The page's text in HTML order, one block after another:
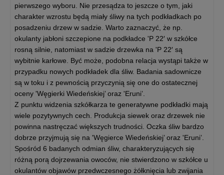
pierwszego wyboru. Nie przesądza to jeszcze o tym, jaki
charakter wzrostu będą miały śliwy na tych podkładkach po
posadzeniu drzew w sadzie. Warto zaznaczyć, że np.
okulanty jabłoni szczepione na podkładce 'P 22′ w szkółce
rosną silnie, natomiast w sadzie drzewka na 'P 22′ są
wybitnie karłowe. Być może, podobna relacja wystąpi także w
przypadku nowych podkładek dla śliw. Badania sadownicze
są w toku i z pewnością przyczynią się one do ostatecznej
oceny 'Węgierki Wiedeńskiej’ oraz 'Eruni’.
Z punktu widzenia szkółkarza te generatywne podkładki mają
wiele pozytywnych cech. Produkcja siewek oraz drzewek nie
powinna nastręczać większych trudności. Oczka śliw bardzo
dobrze przyjmują się na 'Węgierce Wiedeńskiej’ oraz 'Eruni’.
Spośród 6 badanych odmian śliw, charakteryzujących się
różną porą dojrzewania owoców, nie stwierdzono w szkółce u
okulantów objawów przedwczesnego żółknięcia lub zwijania